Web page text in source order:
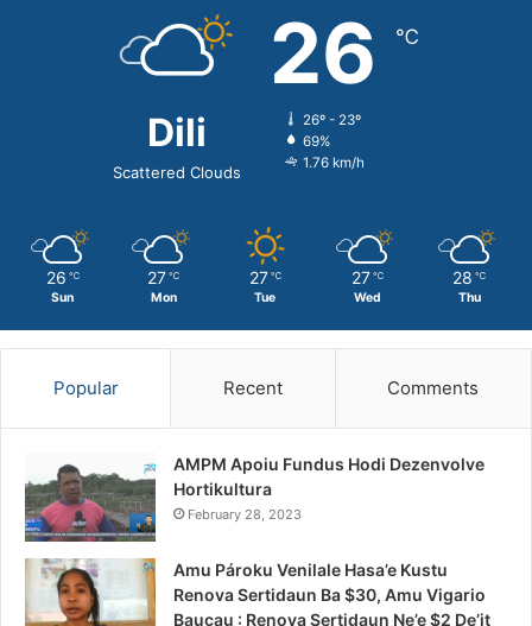
Dili
Scattered Clouds
26 ℃
26º - 23º
69%
1.76 km/h
26 ℃
Sun
27 ℃
Mon
27 ℃
Tue
27 ℃
Wed
28 ℃
Thu
Popular Recent Comments
AMPM Apoiu Fundus Hodi Dezenvolve
Hortikultura
February 28, 2023
Amu Pároku Venilale Hasa’e Kustu
Renova Sertidaun Ba $30, Amu Vigario
Baucau : Renova Sertidaun Ne’e $2 De’it